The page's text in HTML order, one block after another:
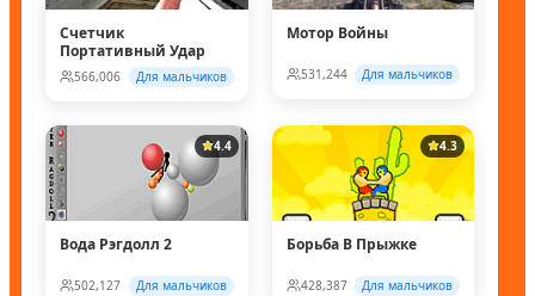
Счетчик
Портативный Удар
566,006 Для мальчиков
Мотор Войны
531,244 Для мальчиков
4.4
Вода Рэгдолл 2
502,127 Для мальчиков
4.3
Борьба В Прыжке
428,387 Для мальчиков